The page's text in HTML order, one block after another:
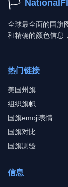
全球最全面的国旗
和精确的颜色信息
热门链接
美国州旗
组织旗帜
国旗emoji表情
国旗对比
国旗测验
信息